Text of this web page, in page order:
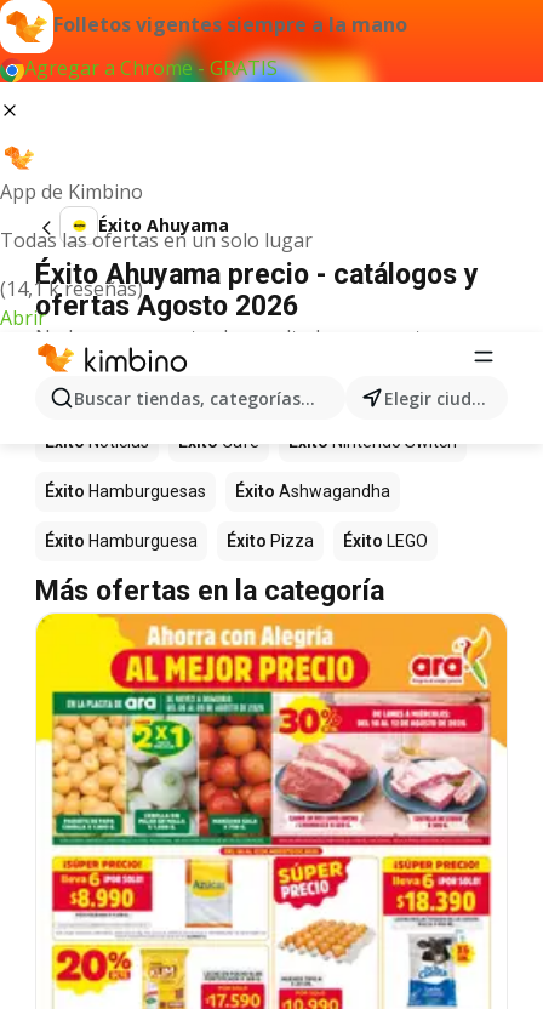
Folletos vigentes siempre a la mano
Agregar a Chrome - GRATIS
App de Kimbino
Todas las ofertas en un solo lugar
(14,1 k reseñas)
Abrir
Buscar tiendas, categorías, productos... Elegir ciudad
Éxito Ahuyama
Éxito Ahuyama precio - catálogos y
ofertas Agosto 2026
No hemos encontrado resultados para este
término.
Más productos en tiendas Éxito
Éxito Noticias Éxito Café Éxito Nintendo Switch
Éxito Hamburguesas Éxito Ashwagandha
Éxito Hamburguesa Éxito Pizza Éxito LEGO
Más ofertas en la categoría